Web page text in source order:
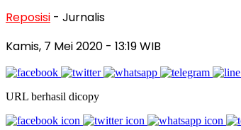
Reposisi - Jurnalis
Kamis, 7 Mei 2020 - 13:19 WIB
URL berhasil dicopy